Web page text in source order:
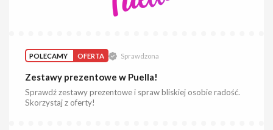
POLECAMY OFERTA Sprawdzona
Zestawy prezentowe w Puella!
Sprawdź zestawy prezentowe i spraw bliskiej osobie radość.
Skorzystaj z oferty!